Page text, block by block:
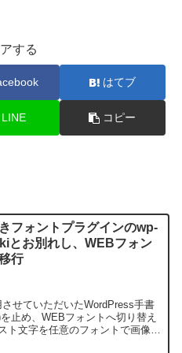
する
はてブ
LINE コピー
フォントプラグインのwp-
とお別れし、WEBフォン
行
せていただいたWordPress手書
止め、WEBフォントへ切り替え
文字を任意のフォントで画像化